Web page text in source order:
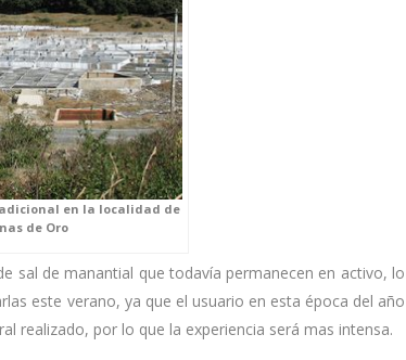
en la localidad de
de Oro
sal de manantial que todavía permanecen en activo, lo
este verano, ya que el usuario en esta época del año
realizado, por lo que la experiencia será mas intensa.